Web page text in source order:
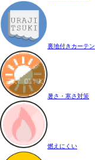
裏地付きカーテン
暑さ・寒さ対策
燃えにくい